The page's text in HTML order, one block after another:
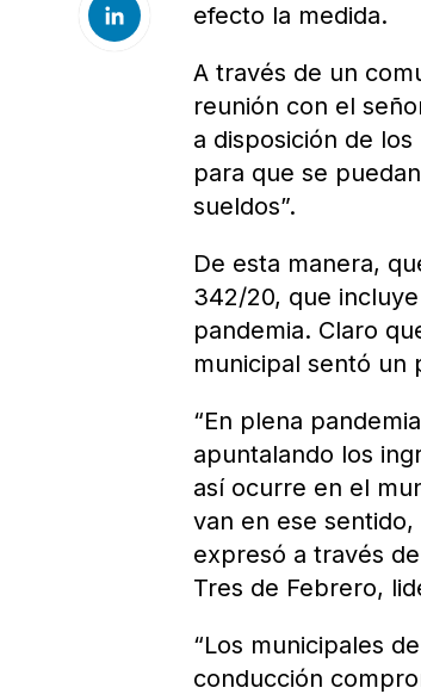
efecto la medida.
A través de un
reunión con el
a disposición de
para que se
sueldos”.
De esta manera,
342/20, que
pandemia. Claro
municipal sentó un
“En plena
apuntalando los
así ocurre en el
van en ese
expresó a través
Tres de Febrero,
“Los municipales
conducción